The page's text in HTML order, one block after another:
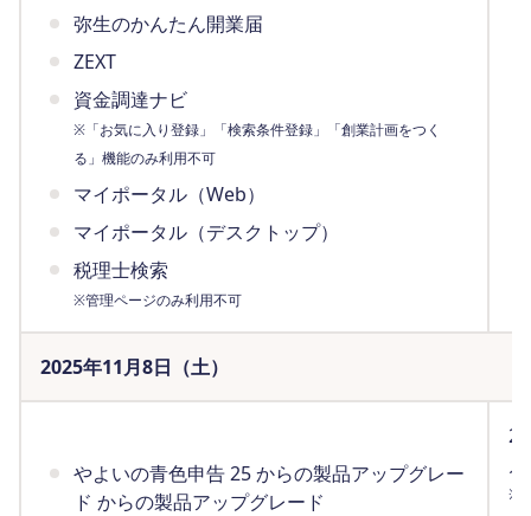
弥生のかんたん開業届
ZEXT
資金調達ナビ
※「お気に入り登録」「検索条件登録」「創業計画をつく
る」機能のみ利用不可
マイポータル（Web）
マイポータル（デスクトップ）
税理士検索
※管理ページのみ利用不可
2025年11月8日（土）
やよいの青色申告 25 からの製品アップグレー
ド からの製品アップグレード
※